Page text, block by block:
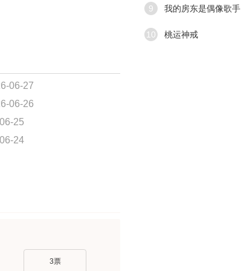
06-27
06-26
25
24
3票
9 我的房东是偶像歌手
10 桃运神戒